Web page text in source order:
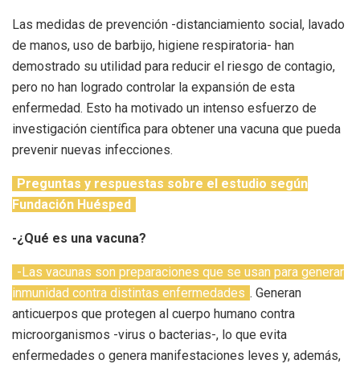
Las medidas de prevención -distanciamiento social, lavado
de manos, uso de barbijo, higiene respiratoria- han
demostrado su utilidad para reducir el riesgo de contagio,
pero no han logrado controlar la expansión de esta
enfermedad. Esto ha motivado un intenso esfuerzo de
investigación científica para obtener una vacuna que pueda
prevenir nuevas infecciones.
Preguntas y respuestas sobre el estudio según
Fundación Huésped
-¿Qué es una vacuna?
-Las vacunas son preparaciones que se usan para generar
inmunidad contra distintas enfermedades . Generan
anticuerpos que protegen al cuerpo humano contra
microorganismos -virus o bacterias-, lo que evita
enfermedades o genera manifestaciones leves y, además,